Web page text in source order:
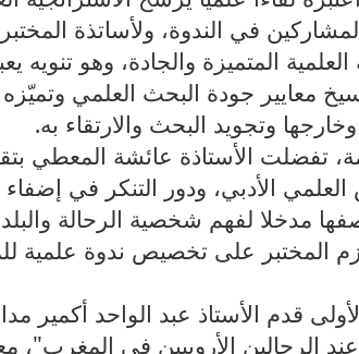
المشاركين في الندوة، ولأساتذة
المتميزة والجادة، وهو تنويه
معايير جودة البحث العلمي وتميّزه
وتجويد البحث والارتقاء به.
تفضلت الأستاذة عائشة المعطي
الأدبي، ودور التنكر في
مدخلا لفهم شخصية الرحالة
المختبر على تخصيص ندوة علمية
قدم الأستاذ عبد الواحد أكمير
الرحالين الأروبيين في المغرب"،